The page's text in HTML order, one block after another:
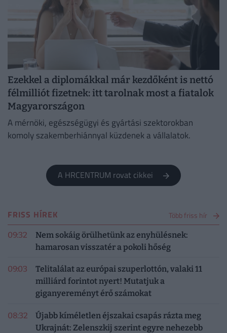
Ezekkel a diplomákkal már kezdőként is nettó
félmilliót fizetnek: itt tarolnak most a fiatalok
Magyarországon
A mérnöki, egészségügyi és gyártási szektorokban
komoly szakemberhiánnyal küzdenek a vállalatok.
A HRCENTRUM rovat cikkei
FRISS HÍREK Több friss hír
09:32
Nem sokáig örülhetünk az enyhülésnek:
hamarosan visszatér a pokoli hőség
09:03
Telitalálat az európai szuperlottón, valaki 11
milliárd forintot nyert! Mutatjuk a
giganyereményt érő számokat
08:32
Újabb kíméletlen éjszakai csapás rázta meg
Ukrajnát: Zelenszkij szerint egyre nehezebb